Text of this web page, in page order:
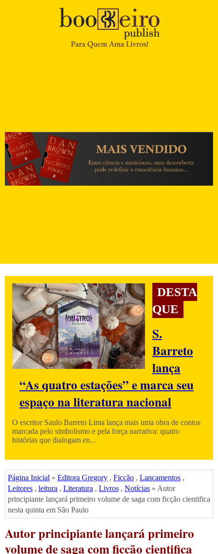
DESTA
QUE
S.
Barreto
lança
“As quatro estações” e marca seu
espaço na literatura nacional
O escritor Saulo Barreto Lima lança mais uma obra de contos
marcada pelo simbolismo e pela força narrativa: quatro
histórias que dialogam en...
Página Inicial » Editora Gregory , Ficção , Lançamentos ,
Leitores , leitura , Literatura , Livros , Notícias » Autor
principiante lançará primeiro volume de saga com ficção cientifica
nesta quinta em São Paulo
Autor principiante lançará primeiro
volume de saga com ficção cientifica